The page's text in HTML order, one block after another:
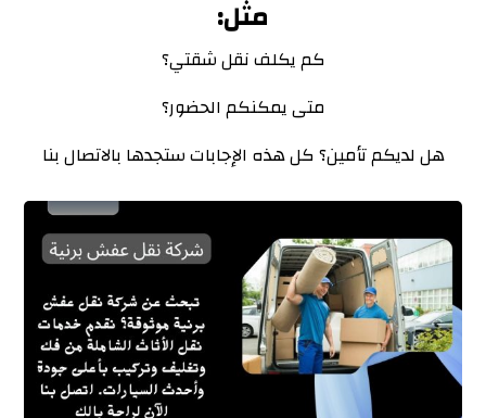
مثل:
كم يكلف نقل شقتي؟
متى يمكنكم الحضور؟
هل لديكم تأمين؟ كل هذه الإجابات ستجدها بالاتصال بنا